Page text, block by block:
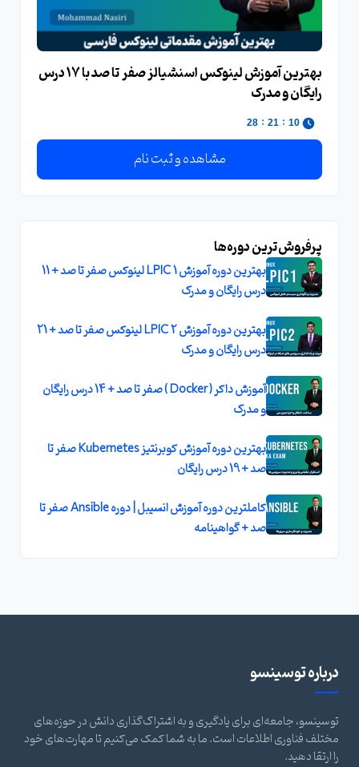
بهترین آموزش لینوکس اسنشیالز صفر تا صد با 17 درس
رایگان و مدرک
10
:
21
:
28
مشاهده و ثبت نام
پرفروش‌ترین دوره‌ها
بهترین دوره آموزش LPIC 1 لینوکس صفر تا صد + 11
درس رایگان و مدرک
بهترین دوره آموزش LPIC 2 لینوکس صفر تا صد + 21
درس رایگان و مدرک
آموزش داکر ( Docker ) صفر تا صد + 14 درس رايگان
و مدرک
بهترين دوره آموزش کوبرنتيز Kubernetes صفر تا
صد + 19 درس رايگان
کاملترين دوره آموزش انسيبل | دوره Ansible صفر تا
صد + گواهينامه
درباره توسینسو
توسینسو، جامعه‌ای برای یادگیری و به اشتراک‌گذاری دانش در حوزه‌های
مختلف فناوری اطلاعات است. ما به شما کمک می‌کنیم تا مهارت‌های خود
را ارتقا دهید.